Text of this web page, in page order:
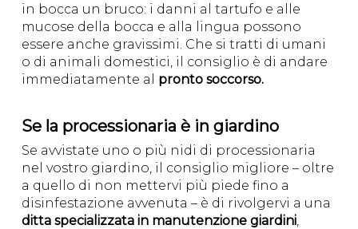
in bocca un bruco: i danni al tartufo e alle
mucose della bocca e alla lingua possono
essere anche gravissimi. Che si tratti di umani
o di animali domestici, il consiglio è di andare
immediatamente al pronto soccorso.
Se la processionaria è in giardino
Se avvistate uno o più nidi di processionaria
nel vostro giardino, il consiglio migliore – oltre
a quello di non mettervi più piede fino a
disinfestazione avvenuta – è di rivolgervi a una
ditta specializzata in manutenzione giardini,